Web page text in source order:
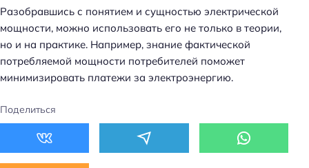
Разобравшись с понятием и сущностью электрической
мощности, можно использовать его не только в теории,
но и на практике. Например, знание фактической
потребляемой мощности потребителей поможет
минимизировать платежи за электроэнергию.
Поделиться